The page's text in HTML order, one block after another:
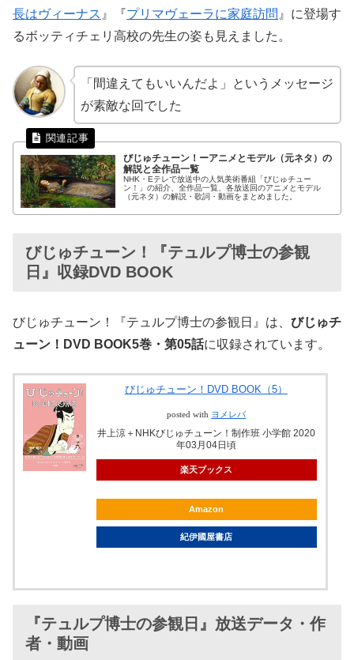
長はヴィーナス 』『プリマヴェーラに家庭訪問 』に登場す
るボッティチェリ高校の先生の姿も見えました。
「間違えてもいいんだよ」というメッセージ
が素敵な回でした
びじゅチューン！ーアニメとモデル（元ネタ）の
解説と全作品一覧
NHK・Eテレで放送中の人気美術番組「びじゅチュー
ン！」の紹介、全作品一覧、各放送回のアニメとモデル
（元ネタ）の解説・歌詞・動画をまとめました。
びじゅチューン！『テュルプ博士の参観
日』収録DVD BOOK
びじゅチューン！『テュルプ博士の参観日』は、 びじゅチ
ューン！DVD BOOK5巻・第05話に収録されています。
びじゅチューン！DVD BOOK（5）
posted with ヨメレバ
井上涼＋NHKびじゅチューン！制作班 小学館 2020
年03月04日頃
楽天ブックス
Amazon
紀伊國屋書店
『テュルプ博士の参観日』放送データ・作
者・動画